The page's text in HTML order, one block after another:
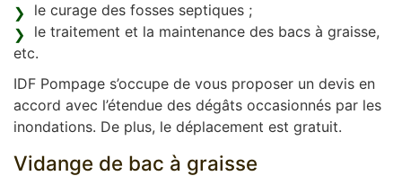
le curage des fosses septiques ;
le traitement et la maintenance des bacs à graisse,
etc.
IDF Pompage s’occupe de vous proposer un devis en
accord avec l’étendue des dégâts occasionnés par les
inondations. De plus, le déplacement est gratuit.
Vidange de bac à graisse